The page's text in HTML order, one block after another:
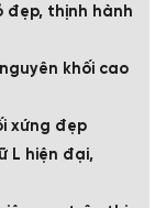
đẹp, thịnh hành
khối cao
xứng đẹp
L hiện đại,